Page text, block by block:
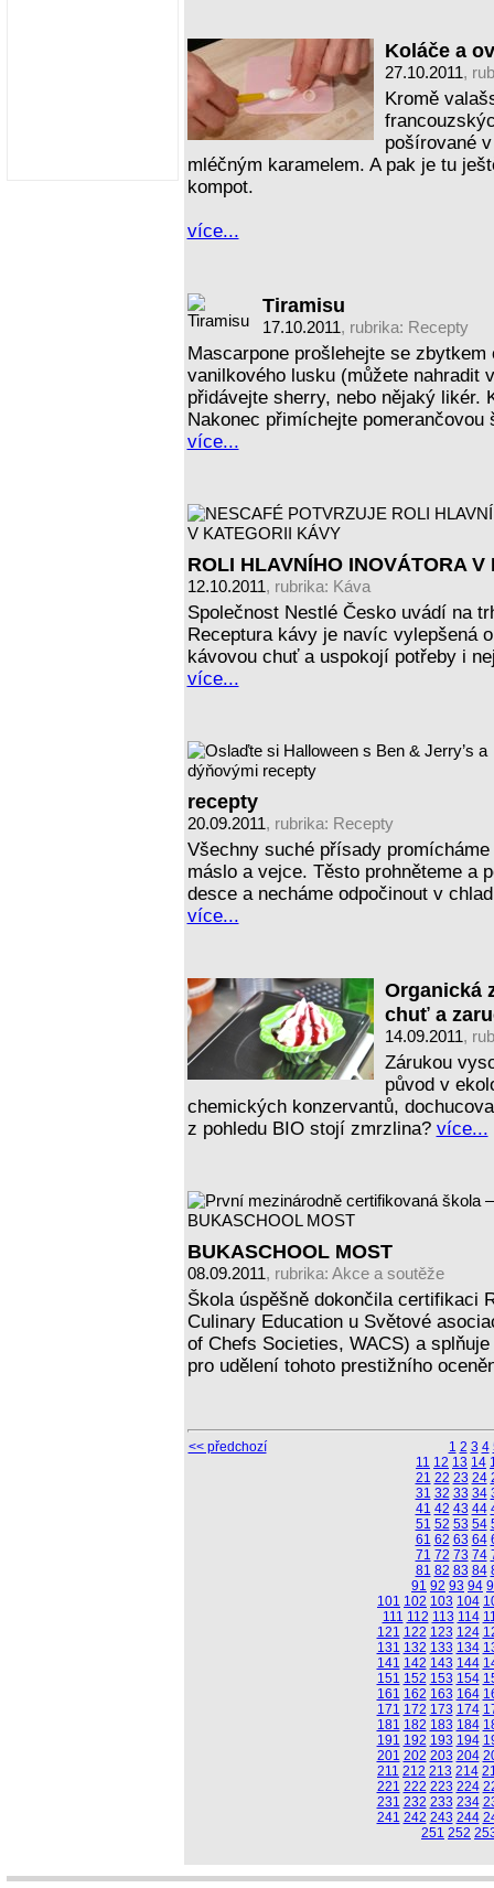
Koláče a
27.10.2011,
Kromě
pošírované
mléčným karamelem. A pak je tu
kompot.
více...
Tiramisu
17.10.2011, rubrika: Recepty
Mascarpone prošlehejte se
vanilkového lusku (můžete nahradit
přidávejte sherry, nebo nějaký likér.
Nakonec přimíchejte pomerančovou
více...
ROLI HLAVNÍHO INOVÁTORA V
12.10.2011, rubrika: Káva
Společnost Nestlé Česko uvádí na
Receptura kávy je navíc vylepšená
kávovou chuť a uspokojí potřeby i
více...
recepty
20.09.2011, rubrika: Recepty
Všechny suché přísady
máslo a vejce. Těsto prohněteme a
desce a necháme odpočinout v
více...
Organická
chuť a
14.09.2011,
Zárukou
původ v
chemických konzervantů,
z pohledu BIO stojí zmrzlina? více...
BUKASCHOOL MOST
08.09.2011, rubrika: Akce a soutěže
Škola úspěšně dokončila certifikaci
Culinary Education u Světové
of Chefs Societies, WACS) a
pro udělení tohoto prestižního
<< předchozí 1 2 3 4
11 12 13 14
21 22 23 24
31 32 33 34
41 42 43 44
51 52 53 54
61 62 63 64
71 72 73 74
81 82 83 84
91 92 93 94
101 102 103 104
111 112 113 114
121 122 123 124
131 132 133 134
141 142 143 144
151 152 153 154
161 162 163 164
171 172 173 174
181 182 183 184
191 192 193 194
201 202 203 204
211 212 213 214
221 222 223 224
231 232 233 234
241 242 243 244
251 252